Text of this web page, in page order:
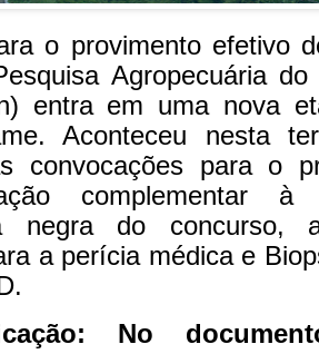
o provimento efetivo
Agropecuária
entra em uma nova
Aconteceu nesta
convocações para o
complementar à
negra do concurso,
a perícia médica e
No